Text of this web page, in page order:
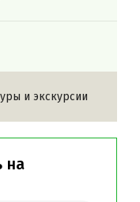
и экскурсии
на